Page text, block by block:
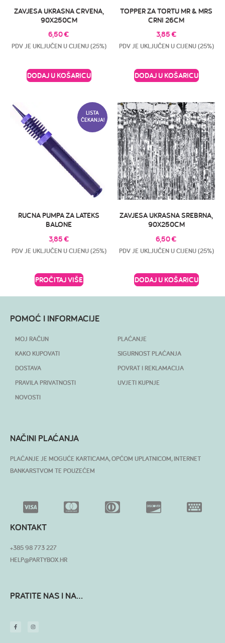
ZAVJESA UKRASNA CRVENA,
90X250CM
6,50€
PDV JE UKLJUČEN U CIJENU (25%)
DODAJ U KOŠARICU
TOPPER ZA TORTU MR & MRS
CRNI 26CM
3,85 €
PDV JE UKLJUČEN U CIJENU (25%)
DODAJ U KOŠARICU
LISTA
ČEKANJA!
RUCNA PUMPA ZA LATEKS
BALONE
3,85 €
PDV JE UKLJUČEN U CIJENU (25%)
PROČITAJ VIŠE
ZAVJESA UKRASNA SREBRNA,
90X250CM
6,50€
PDV JE UKLJUČEN U CIJENU (25%)
DODAJ U KOŠARICU
POMOĆ I INFORMACIJE
MOJ RAČUN
KAKO KUPOVATI
DOSTAVA
PRAVILA PRIVATNOSTI
NOVOSTI
PLAĆANJE
SIGURNOST PLAĆANJA
POVRAT I REKLAMACIJA
UVJETI KUPNJE
NAČINI PLAĆANJA
PLAĆANJE JE MOGUĆE KARTICAMA, OPĆOM UPLATNICOM, INTERNET
BANKARSTVOM TE POUZEĆEM
KONTAKT
+385 98 773 227
HELP@PARTYBOX.HR
PRATITE NAS I NA...